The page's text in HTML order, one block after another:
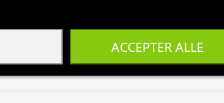
ACCEPTER ALLE